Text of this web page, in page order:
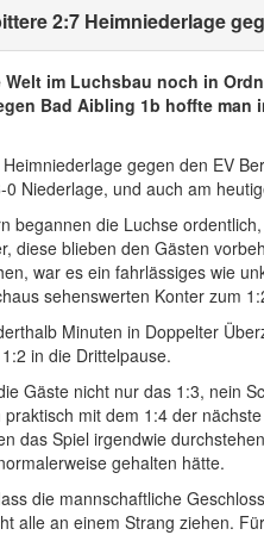
2:7 Heimniederlage
Welt im Luchsbau noch in
Bad Aibling 1b hoffte
gegen den EV
Niederlage, und auch am
begannen die Luchse
diese blieben den Gästen
war es ein fahrlässiges wie
sehenswerten Konter zum
Minuten in Doppelter
in die Drittelpause.
Gäste nicht nur das 1:3, nein
mit dem 1:4 der
das Spiel irgendwie
gehalten hätte.
die mannschaftliche
alle an einem Strang ziehen.